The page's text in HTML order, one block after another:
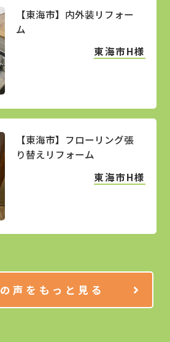
【東海市】内外装リフォー
ム
東海市H様
【東海市】フローリング張
り替えリフォーム
東海市H様
声をもっと見る